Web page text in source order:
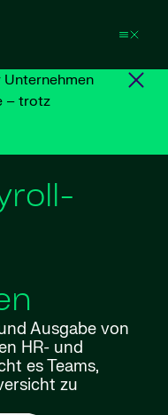
Unternehmen
– trotz
Ausgabe von
HR- und
es Teams,
zu